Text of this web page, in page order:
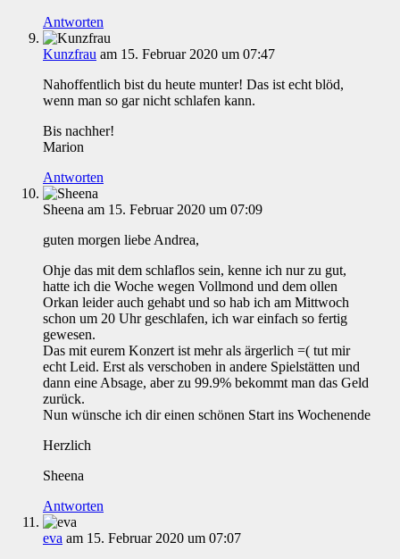
Antworten
Kunzfrau am 15. Februar 2020 um 07:47
Nahoffentlich bist du heute munter! Das ist echt blöd,
wenn man so gar nicht schlafen kann.
Bis nachher!
Marion
Antworten
Sheena am 15. Februar 2020 um 07:09
guten morgen liebe Andrea,
Ohje das mit dem schlaflos sein, kenne ich nur zu gut,
hatte ich die Woche wegen Vollmond und dem ollen
Orkan leider auch gehabt und so hab ich am Mittwoch
schon um 20 Uhr geschlafen, ich war einfach so fertig
gewesen.
Das mit eurem Konzert ist mehr als ärgerlich =( tut mir
echt Leid. Erst als verschoben in andere Spielstätten und
dann eine Absage, aber zu 99.9% bekommt man das Geld
zurück.
Nun wünsche ich dir einen schönen Start ins Wochenende
Herzlich
Sheena
Antworten
eva am 15. Februar 2020 um 07:07